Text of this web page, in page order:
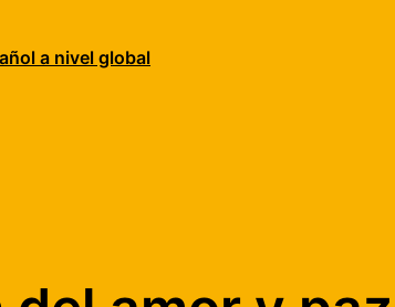
a nivel global